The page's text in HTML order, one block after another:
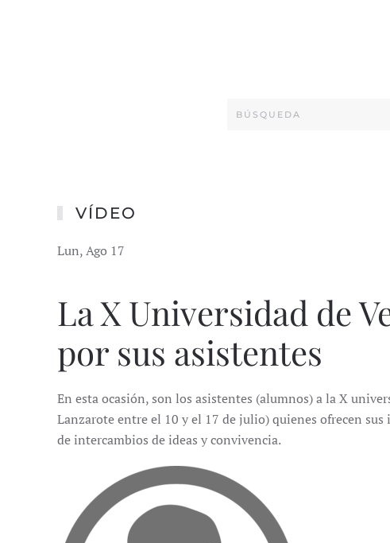
VÍDEO
Lun, Ago 17
La X Universidad de
por sus asistentes
En esta ocasión, son los asistentes (alumnos) a la X
Lanzarote entre el 10 y el 17 de julio) quienes ofrecen sus
de intercambios de ideas y convivencia.